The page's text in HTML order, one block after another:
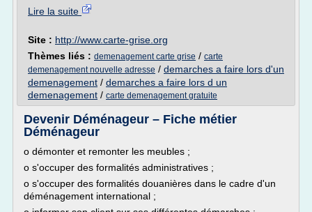
Lire la suite
Site : http://www.carte-grise.org
Thèmes liés : demenagement carte grise / carte
demenagement nouvelle adresse / demarches a faire lors d'un
demenagement / demarches a faire lors d un
demenagement / carte demenagement gratuite
Devenir Déménageur – Fiche métier
Déménageur
o démonter et remonter les meubles ;
o s'occuper des formalités administratives ;
o s'occuper des formalités douanières dans le cadre d'un
déménagement international ;